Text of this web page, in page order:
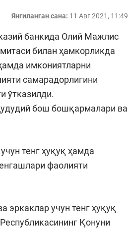
Янгиланган сана: 11 Авг 2021, 11:49
банкида Олий Мажлис
билан ҳамкорликда
имкониятларни
самарадорлигини
ўтказилди.
бош бошқармалари ва
тенг ҳуқуқ ҳамда
фаолияти
эркаклар учун тенг ҳуқуқ
Қонуни